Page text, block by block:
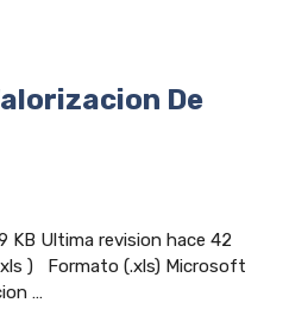
De
KB Ultima revision hace 42
) Formato (.xls) Microsoft
…